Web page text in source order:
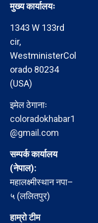
मुख्य कार्यालयः
1343 W 133rd
cir,
WestministerCol
orado 80234
(USA)
इमेल ठेगानाः
coloradokhabar1
@gmail.com
सम्पर्क कार्यालय
(नेपाल):
महालक्ष्मीस्थान नपा–
५ (ललितपुर)
हाम्रो टीम